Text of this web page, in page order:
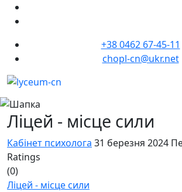
+38 0462 67-45-11
chopl-cn@ukr.net
Ліцей - місце сили
Кабінет психолога 31 березня 2024
Ratings
(0)
Ліцей - місце сили